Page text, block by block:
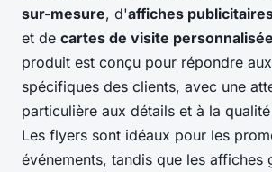
sur-mesure, d'affiches
et de cartes de visite
produit est conçu pour répondre
spécifiques des clients, avec une
particulière aux détails et à la
Les flyers sont idéaux pour les
événements, tandis que les affiches